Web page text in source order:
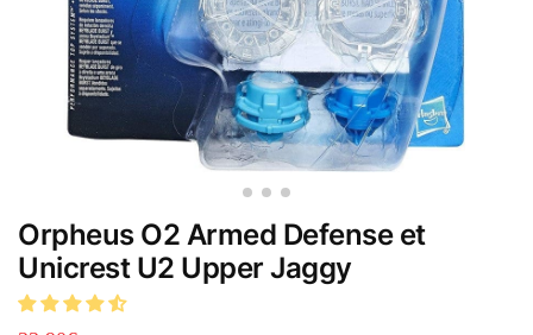
Orpheus O2 Armed Defense et
Unicrest U2 Upper Jaggy